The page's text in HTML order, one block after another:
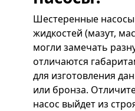
Шестеренные насосы
жидкостей (мазут,
могли замечать
отличаются
для изготовления
или бронза.
насос выйдет из